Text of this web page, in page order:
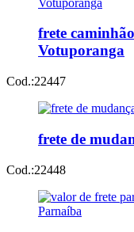
frete
Votuporanga
Cod.:22447
frete de
Cod.:22448